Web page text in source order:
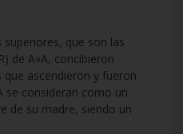
superiores, que son las
de A»A, concibieron
ascendieron y fueron
se consideran como un
de su madre, siendo un